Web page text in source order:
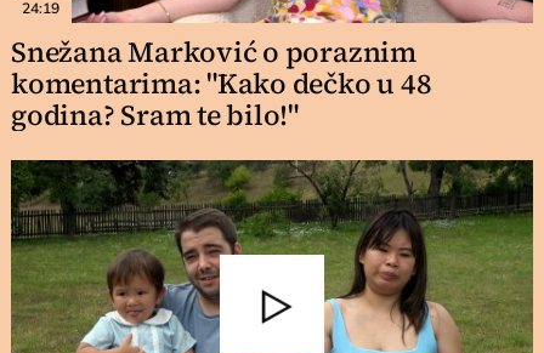
24:19
Snežana Marković o poraznim
komentarima: "Kako dečko u 48
godina? Sram te bilo!"